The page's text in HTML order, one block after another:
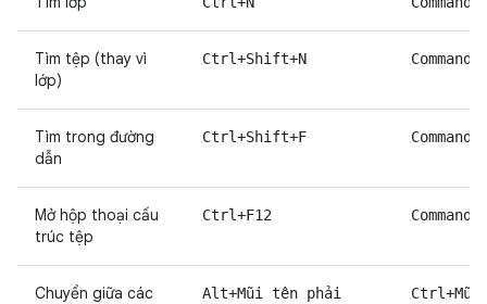
Tìm tệp (thay vì
lớp)
Ctrl+Shift+N
Tìm trong đường
dẫn
Ctrl+Shift+F
Mở hộp thoại cấu
trúc tệp
Ctrl+F12
Chuyển giữa các
Alt+Mũi tên phải